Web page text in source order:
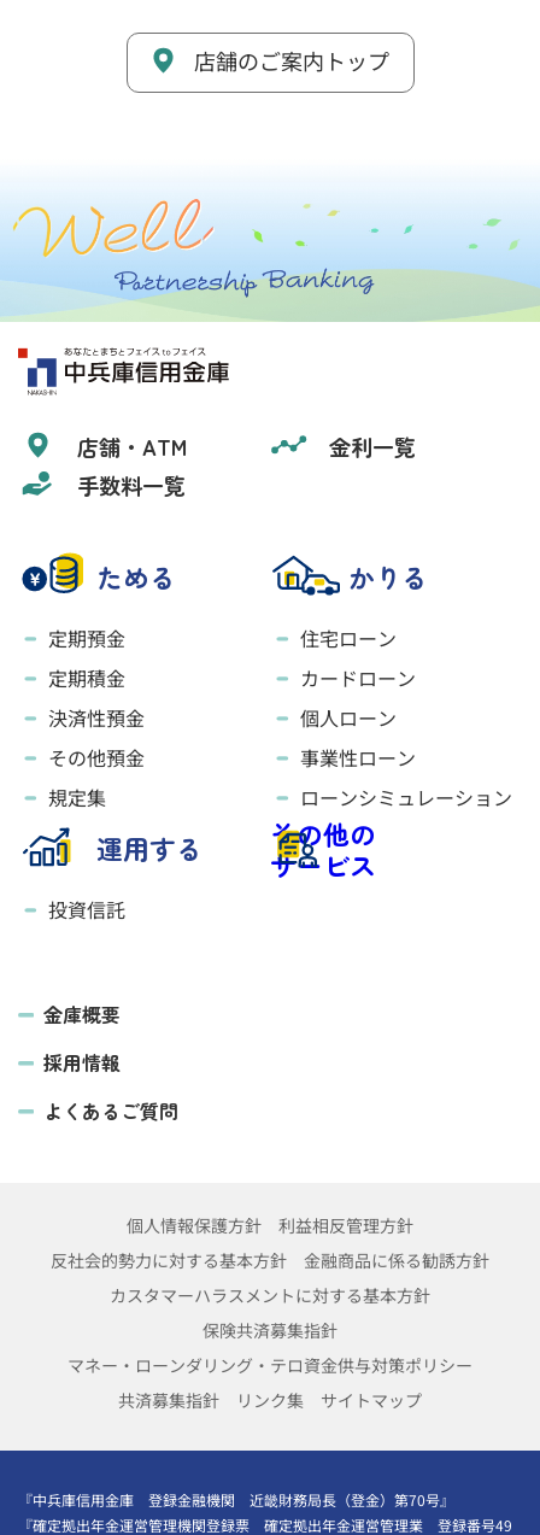
店舗のご案内トップ
店舗・ATM
金利一覧
手数料一覧
ためる
定期預金
定期積金
決済性預金
その他預金
規定集
かりる
住宅ローン
カードローン
個人ローン
事業性ローン
ローンシミュレーション
運用する
投資信託
その他の
サービス
金庫概要
採用情報
よくあるご質問
個人情報保護方針
利益相反管理方針
反社会的勢力に対する基本方針
金融商品に係る勧誘方針
カスタマーハラスメントに対する基本方針
保険共済募集指針
マネー・ローンダリング・テロ資金供与対策ポリシー
共済募集指針
リンク集 サイトマップ
『中兵庫信用金庫 登録金融機関 近畿財務局長（登金）第70号』
『確定拠出年金運営管理機関登録票 確定拠出年金運営管理業 登録番号49